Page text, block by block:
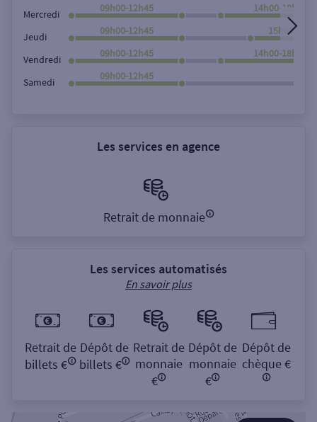
Mercredi
09h00-12h45 14h00-18h00
Jeudi
09h00-12h45 15h00-
Vendredi
09h00-12h45 14h00-18h00
Samedi
09h00-12h45
Les services en agence
Retrait de monnaie
Les services automatisés
En savoir plus
Retrait de
billets €
Dépôt de
billets €
Retrait de
monnaie
€
Dépôt de
monnaie
€
Dépôt de
chèque €